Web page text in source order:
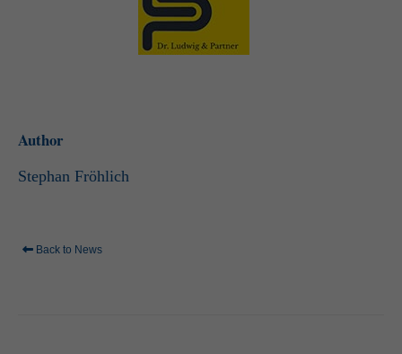
Author
Stephan Fröhlich
Back to News
Cookie-Informationen anzeigen
powered by Borlabs Cookie
Datenschutzerklärung